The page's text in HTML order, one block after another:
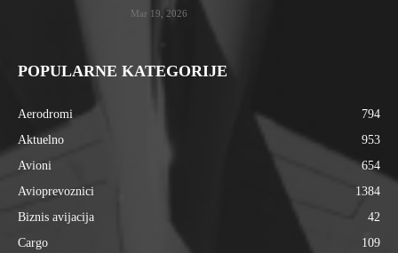
Mar 19, 2026
POPULARNE KATEGORIJE
Aerodromi
794
Aktuelno
953
Avioni
654
Avioprevoznici
1384
Biznis avijacija
42
Cargo
109